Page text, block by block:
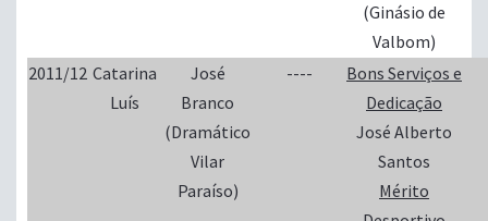
(Ginásio de
Valbom)
2011/12 Catarina
Luís
José
Branco
(Dramático
Vilar
Paraíso)
----
Bons Serviços e
Dedicação
José Alberto
Santos
Mérito